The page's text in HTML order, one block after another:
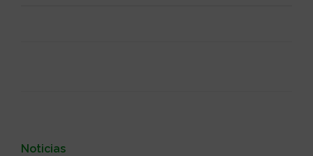
Noticias